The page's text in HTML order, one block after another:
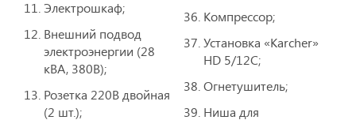
Электрошкаф;
Внешний подвод
электроэнергии (28
кВА, 380В);
Розетка 220В двойная
(2 шт.);
Компрессор;
Установка «Karcher»
HD 5/12C;
Огнетушитель;
Ниша для